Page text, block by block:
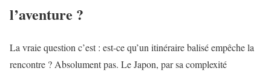
l’aventure ?
La vraie question c’est : est-ce qu’un itinéraire balisé empêche la
rencontre ? Absolument pas. Le Japon, par sa complexité